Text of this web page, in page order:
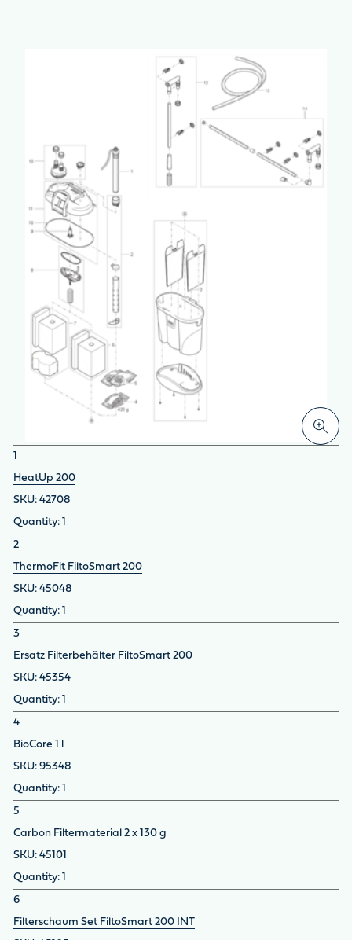
1
HeatUp 200
42708
1
2
ThermoFit FiltoSmart 200
45048
1
3
Ersatz Filterbehälter FiltoSmart 200
45354
1
4
BioCore 1 l
95348
1
5
Carbon Filtermaterial 2 x 130 g
45101
1
6
Filterschaum Set FiltoSmart 200 INT